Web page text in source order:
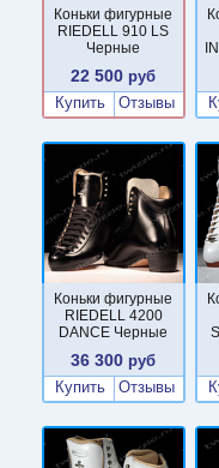
Коньки фигурные
RIEDELL 910 LS
Черные
22 500 руб
Купить
Отзывы
Коньки фигурные
RIEDELL 4200
DANCE Черные
36 300 руб
Купить
Отзывы